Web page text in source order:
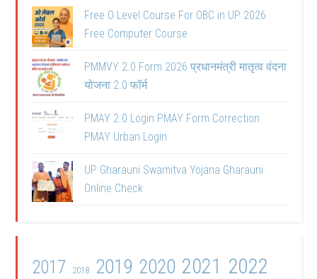
Free O Level Course For OBC in UP 2026
Free Computer Course
PMMVY 2.0 Form 2026 प्रधानमंत्री मातृत्व वंदना
योजना 2.0 फॉर्म
PMAY 2.0 Login PMAY Form Correction
PMAY Urban Login
UP Gharauni Swamitva Yojana Gharauni
Online Check
2017 2018 2019 2020 2021 2022